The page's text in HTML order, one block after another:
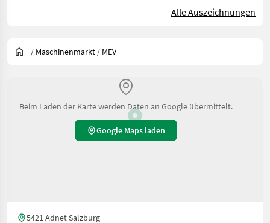
Alle Auszeichnungen
/ Maschinenmarkt / MEV
Beim Laden der Karte werden Daten an Google übermittelt.
Google Maps laden
5421 Adnet Salzburg